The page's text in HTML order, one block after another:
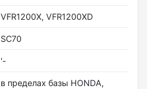
VFR1200X, VFR1200XD
SC70
'-
в пределах базы HONDA,